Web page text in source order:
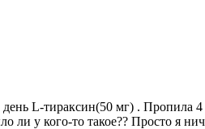
L-тираксин(50 мг) . Пропила 4
ли у кого-то такое?? Просто я